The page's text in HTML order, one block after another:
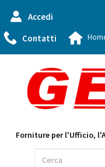
Accedi
Contatti
Forniture per l'Ufficio,